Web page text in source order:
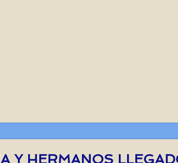
Y HERMANOS